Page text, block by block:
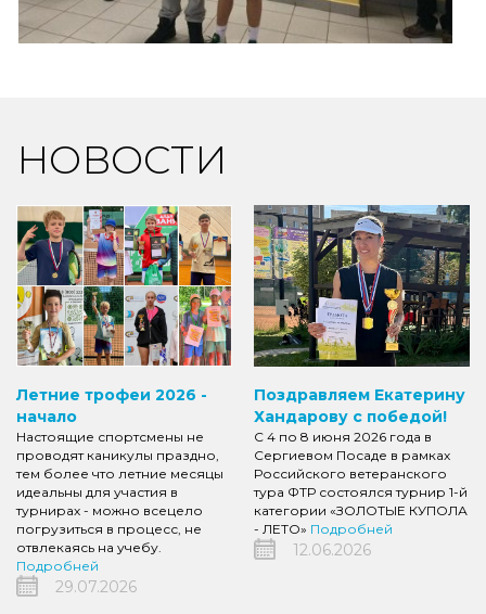
НОВОСТИ
Летние трофеи 2026 -
начало
Настоящие спортсмены не
проводят каникулы праздно,
тем более что летние месяцы
идеальны для участия в
турнирах - можно всецело
погрузиться в процесс, не
отвлекаясь на учебу.
Подробней
29.07.2026
Поздравляем Екатерину
Хандарову с победой!
С 4 по 8 июня 2026 года в
Сергиевом Посаде в рамках
Российского ветеранского
тура ФТР состоялся турнир 1-й
категории «ЗОЛОТЫЕ КУПОЛА
- ЛЕТО» Подробней
12.06.2026